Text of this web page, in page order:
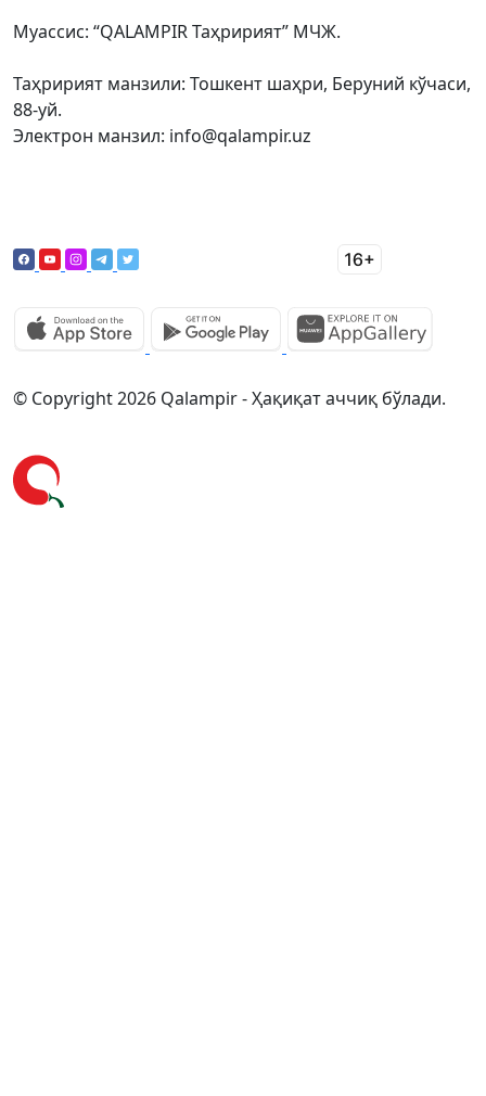
Муассис: “QALAMPIR Таҳририят” МЧЖ.
Таҳририят манзили: Тошкент шаҳри, Беруний кўчаси,
88-уй.
Электрон манзил: info@qalampir.uz
© Copyright 2026 Qalampir - Ҳақиқат аччиқ бўлади.